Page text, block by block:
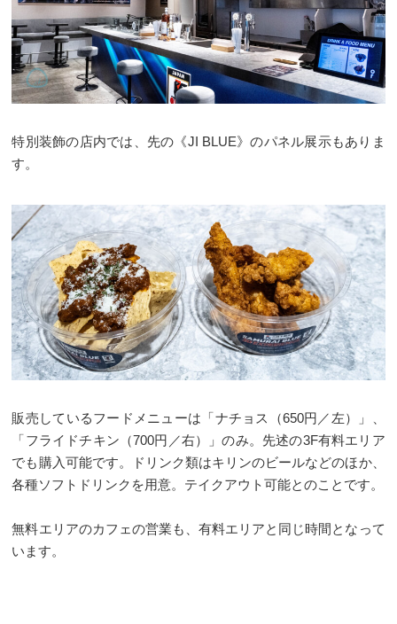
特別装飾の店内では、先の《JI BLUE》のパネル展示もありま
す。
販売しているフードメニューは「ナチョス（650円／左）」、
「フライドチキン（700円／右）」のみ。先述の3F有料エリア
でも購入可能です。ドリンク類はキリンのビールなどのほか、
各種ソフトドリンクを用意。テイクアウト可能とのことです。
無料エリアのカフェの営業も、有料エリアと同じ時間となって
います。